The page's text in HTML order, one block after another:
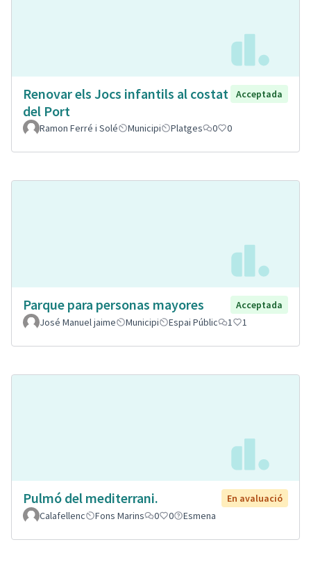
Renovar els Jocs infantils al costat
del Port
Acceptada
Ramon Ferré i Solé Municipi Platges 0 0
Parque para personas mayores
Acceptada
José Manuel jaime
Municipi Espai Públic 1 1
Pulmó del mediterrani.
En avaluació
Calafellenc
Fons Marins 0 0 Esmena